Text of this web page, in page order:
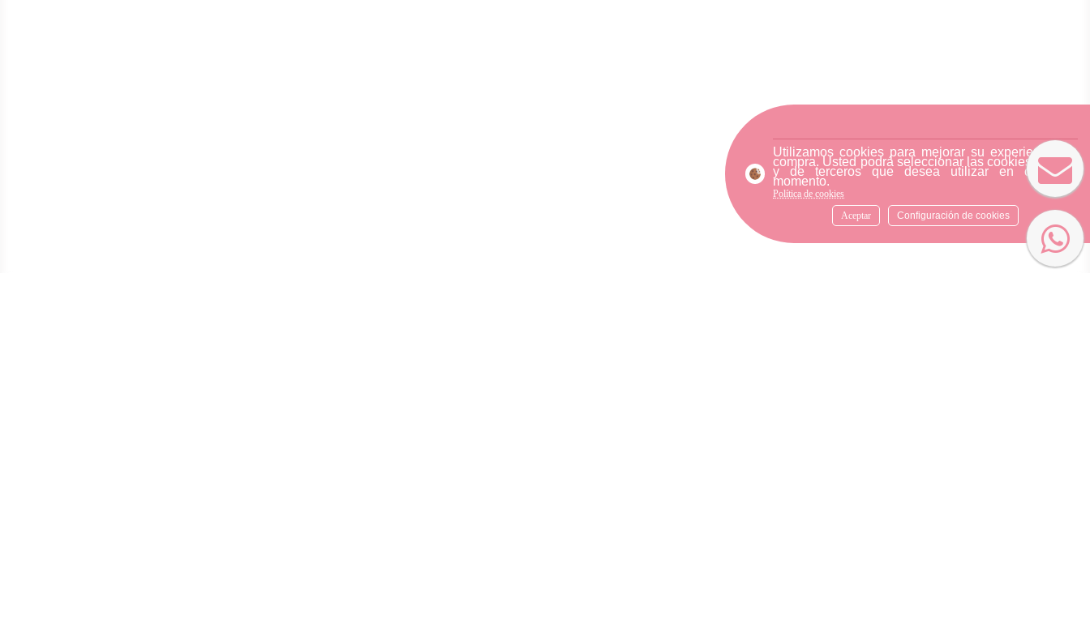
Utilizamos cookies para mejorar su experiencia de
compra. Usted podrá seleccionar las cookies nuestra
y de terceros que desea utilizar en cualquier
momento.
Política de cookies
Aceptar
Configuración de cookies